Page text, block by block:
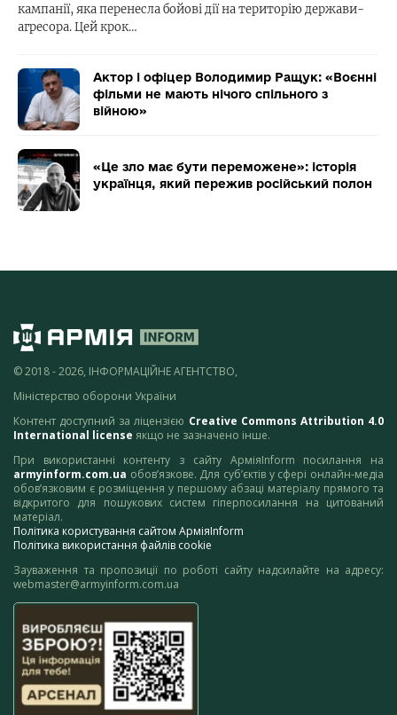
кампанії, яка перенесла бойові дії на територію держави-
агресора. Цей крок…
Актор і офіцер Володимир Ращук: «Воєнні
фільми не мають нічого спільного з
війною»
«Це зло має бути переможене»: історія
українця, який пережив російський полон
© 2018 - 2026, ІНФОРМАЦІЙНЕ АГЕНТСТВО,
Міністерство оборони України
Контент доступний за ліцензією Creative Commons Attribution 4.0
International license якщо не зазначено інше.
При використанні контенту з сайту АрміяInform посилання на
armyinform.com.ua обов’язкове. Для суб’єктів у сфері онлайн-медіа
обов’язковим є розміщення у першому абзаці матеріалу прямого та
відкритого для пошукових систем гіперпосилання на цитований
матеріал.
Політика користування сайтом АрміяInform
Політика використання файлів cookie
Зауваження та пропозиції по роботі сайту надсилайте на адресу:
webmaster@armyinform.com.ua